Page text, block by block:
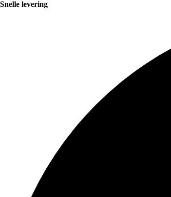
Snelle levering